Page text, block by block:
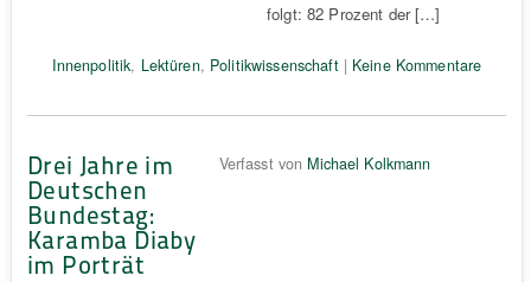
folgt: 82 Prozent der […]
Innenpolitik, Lektüren, Politikwissenschaft| Keine Kommentare
Drei Jahre im
Deutschen
Bundestag:
Karamba Diaby
im Porträt
Verfasst von Michael Kolkmann